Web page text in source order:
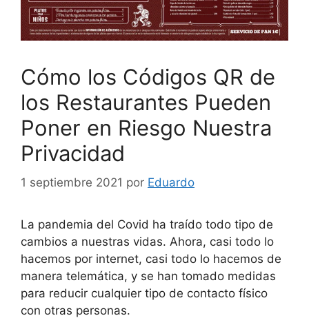
Cómo los Códigos QR de
los Restaurantes Pueden
Poner en Riesgo Nuestra
Privacidad
1 septiembre 2021 por Eduardo
La pandemia del Covid ha traído todo tipo de
cambios a nuestras vidas. Ahora, casi todo lo
hacemos por internet, casi todo lo hacemos de
manera telemática, y se han tomado medidas
para reducir cualquier tipo de contacto físico
con otras personas.